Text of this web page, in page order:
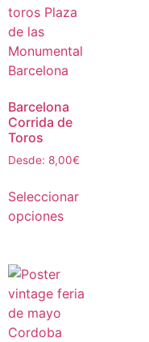
Barcelona
Corrida de
Toros
Desde: 8,00€
Seleccionar
opciones